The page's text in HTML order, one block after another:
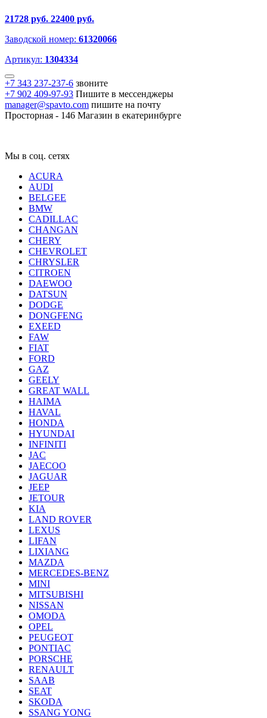
21728 руб. 22400 руб.
Заводской номер: 61320066
Артикул: 1304334
+7 343 237-237-6 звоните
+7 902 409-97-93 Пишите в мессенджеры
manager@spavto.com пишите на почту
Просторная - 146 Магазин в екатеринбурге
Мы в соц. сетях
ACURA
AUDI
BELGEE
BMW
CADILLAC
CHANGAN
CHERY
CHEVROLET
CHRYSLER
CITROEN
DAEWOO
DATSUN
DODGE
DONGFENG
EXEED
FAW
FIAT
FORD
GAZ
GEELY
GREAT WALL
HAIMA
HAVAL
HONDA
HYUNDAI
INFINITI
JAC
JAECOO
JAGUAR
JEEP
JETOUR
KIA
LAND ROVER
LEXUS
LIFAN
LIXIANG
MAZDA
MERCEDES-BENZ
MINI
MITSUBISHI
NISSAN
OMODA
OPEL
PEUGEOT
PONTIAC
PORSCHE
RENAULT
SAAB
SEAT
SKODA
SSANG YONG